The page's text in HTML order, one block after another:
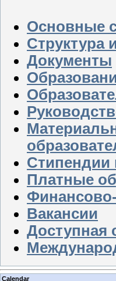
Основные
Структура
Документы
Стипендии
Платные
Вакансии
Доступная
Calendar